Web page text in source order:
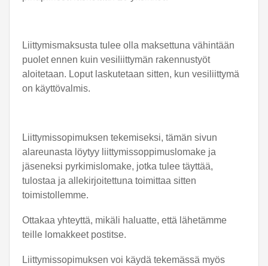
Liittymismaksusta tulee olla maksettuna vähintään
puolet ennen kuin vesiliittymän rakennustyöt
aloitetaan. Loput laskutetaan sitten, kun vesiliittymä
on käyttövalmis.
Liittymissopimuksen tekemiseksi, tämän sivun
alareunasta löytyy liittymissoppimuslomake ja
jäseneksi pyrkimislomake, jotka tulee täyttää,
tulostaa ja allekirjoitettuna toimittaa sitten
toimistollemme.
Ottakaa yhteyttä, mikäli haluatte, että lähetämme
teille lomakkeet postitse.
Liittymissopimuksen voi käydä tekemässä myös